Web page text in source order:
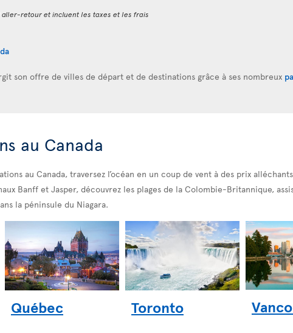
aller-retour et incluent les taxes et les frais
son offre de villes de départ et de destinations grâce à ses nombreux
au Canada
au Canada, traversez l’océan en un coup de vent à des prix
Banff et Jasper, découvrez les plages de la Colombie-Britannique,
la péninsule du Niagara.
Québec Toronto